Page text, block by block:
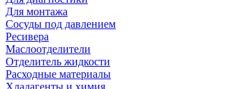
Для монтажа
Сосуды под давлением
Ресивера
Маслоотделители
Отделитель жидкости
Расходные материалы
Хладагенты и химия